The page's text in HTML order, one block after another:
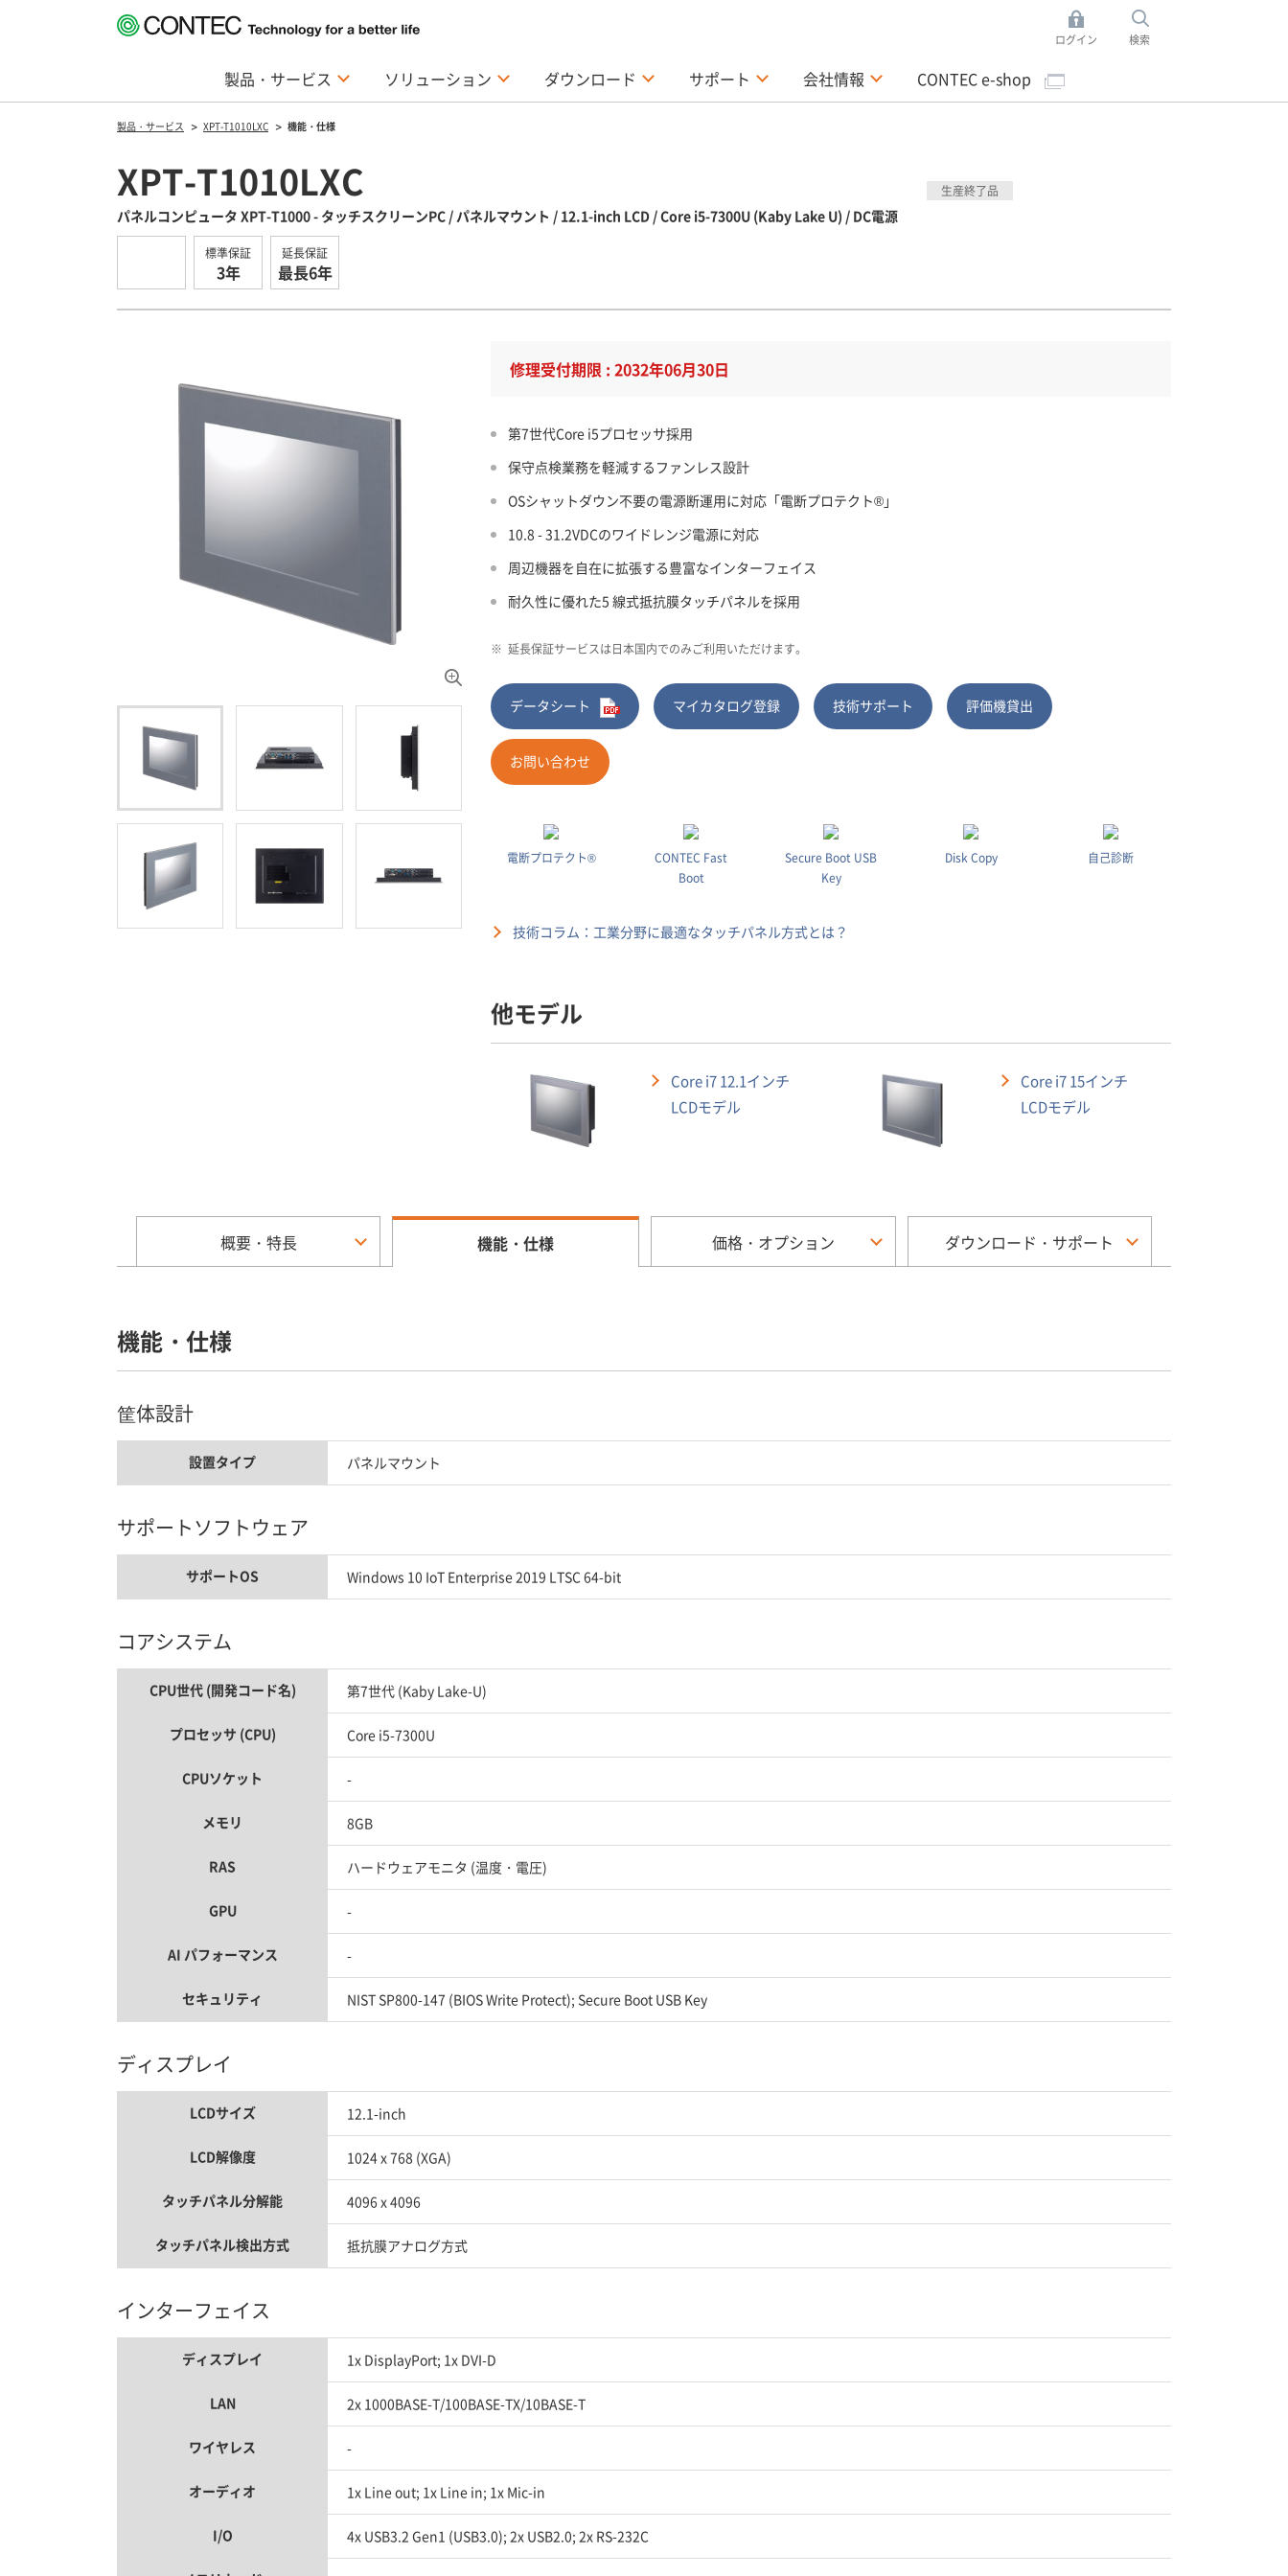
ログイン 検索
製品・サービス ソリューション ダウンロード サポート 会社情報 CONTEC e-shop
製品・サービス XPT-T1010LXC 機能・仕様
XPT-T1010LXC
パネルコンピュータ XPT-T1000 - タッチスクリーンPC / パネルマウント / 12.1-inch LCD / Core i5-7300U (Kaby Lake U) / DC電源
生産終了品
標準保証
3年
延長保証
最長6年
修理受付期限 : 2032年06月30日
第7世代Core i5プロセッサ採用
保守点検業務を軽減するファンレス設計
OSシャットダウン不要の電源断運用に対応「電断プロテクト®」
10.8 - 31.2VDCのワイドレンジ電源に対応
周辺機器を自在に拡張する豊富なインターフェイス
耐久性に優れた5 線式抵抗膜タッチパネルを採用
※ 延長保証サービスは日本国内でのみご利用いただけます。
データシート マイカタログ登録 技術サポート 評価機貸出
お問い合わせ
電断プロテクト®
CONTEC Fast
Boot
Secure Boot USB
Key
Disk Copy 自己診断
技術コラム：工業分野に最適なタッチパネル方式とは？
他モデル
Core i7 12.1インチ
LCDモデル
Core i7 15インチ
LCDモデル
概要・特長 機能・仕様 価格・オプション ダウンロード・サポート
機能・仕様
筐体設計
設置タイプ パネルマウント
サポートソフトウェア
サポートOS Windows 10 IoT Enterprise 2019 LTSC 64-bit
コアシステム
CPU世代 (開発コード名) 第7世代 (Kaby Lake-U)
プロセッサ (CPU) Core i5-7300U
CPUソケット -
メモリ 8GB
RAS ハードウェアモニタ (温度・電圧)
GPU -
AI パフォーマンス -
セキュリティ NIST SP800-147 (BIOS Write Protect); Secure Boot USB Key
ディスプレイ
LCDサイズ 12.1-inch
LCD解像度 1024 x 768 (XGA)
タッチパネル分解能 4096 x 4096
タッチパネル検出方式 抵抗膜アナログ方式
インターフェイス
ディスプレイ 1x DisplayPort; 1x DVI-D
LAN 2x 1000BASE-T/100BASE-TX/10BASE-T
ワイヤレス -
オーディオ 1x Line out; 1x Line in; 1x Mic-in
I/O 4x USB3.2 Gen1 (USB3.0); 2x USB2.0; 2x RS-232C